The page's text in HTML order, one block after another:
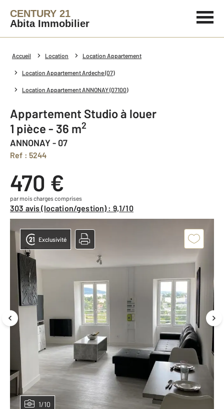
CENTURY 21
Abita Immobilier
Accueil Location Location Appartement
Location Appartement Ardeche (07)
Location Appartement ANNONAY (07100)
Appartement Studio à louer
1 pièce - 36 m2
ANNONAY - 07
Ref : 5244
470 €
par mois charges comprises
303 avis (location/gestion) : 9,1/10
1/10
Exclusivité